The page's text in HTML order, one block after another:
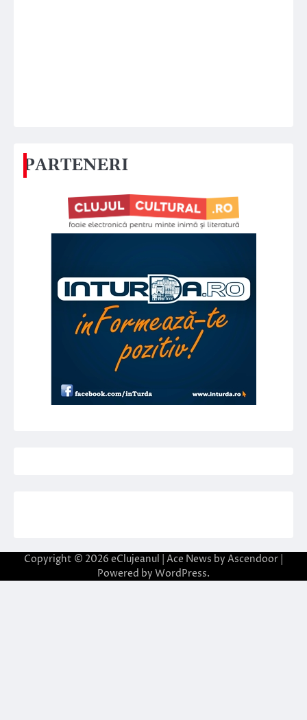
PARTENERI
Copyright © 2026 eClujeanul | Ace News by Ascendoor
Powered by WordPress.